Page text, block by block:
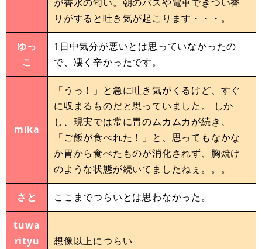
りがすると吐き気が起こります・・・。
ゆっ
こ
1日中気分が悪いとは思っていなかったの
で、凄く辛かったです。
mika
「うっ！」と急に吐き気がくるけど、すぐ
に収まるものだと思っていました。 しか
し、現実では常に胃のムカムカが続き、
「ご飯が食べれた！」と、思ってもなかな
か胃から食べたものが消化されず、胸焼け
のような状態が続いてましたねぇ。。。
さと ここまでつらいとは思わなかった。
tuwa
rityu
想像以上につらい